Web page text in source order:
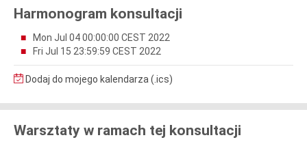
Harmonogram konsultacji
Mon Jul 04 00:00:00 CEST 2022
Fri Jul 15 23:59:59 CEST 2022
Dodaj do mojego kalendarza (.ics)
Warsztaty w ramach tej konsultacji